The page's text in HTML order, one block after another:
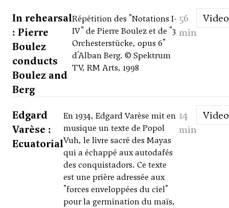
In rehearsal
: Pierre
Boulez
conducts
Boulez and
Berg
Répétition des "Notations I-
IV" de Pierre Boulez et de "3
Orchesterstücke, opus 6"
d'Alban Berg. © Spektrum
TV, RM Arts, 1998
56
min
Video
Edgard
Varèse :
Ecuatorial
En 1934, Edgard Varèse mit en
musique un texte de Popol
Vuh, le livre sacré des Mayas
qui a échappé aux autodafés
des conquistadors. Ce texte
est une prière adressée aux
"forces enveloppées du ciel"
pour la germination du maïs,
14
min
Video